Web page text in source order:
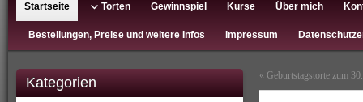
Startseite Torten Gewinnspiel Kurse Über mich
Bestellungen, Preise und weitere Infos Impressum
Kategorien « Geburtstagstorte zum